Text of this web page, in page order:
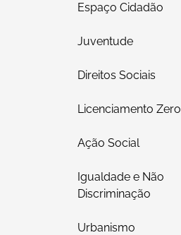
Espaço Cidadão
Juventude
Direitos Sociais
Licenciamento Zero
Ação Social
Igualdade e Não
Discriminação
Urbanismo